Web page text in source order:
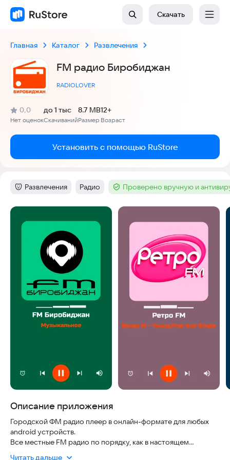
Скачать
Главная Каталог Развлечения
FM радио Биробиджан
RADIOLOVER
Рейтинг:
0,0
(
Нет оценок
)
Скачиваний
до 1 тыс
Размер
8.7 MB
Возраст
12+
Установить с помощью RuStore
Категория:
Развлечения Тег:
Радио Тег :Проверено вручную и
Скриншоты
Описание приложения
Городской ФМ радио плеер в онлайн-формате для любых
android устройств.
Все местные FM радио по порядку, как в настоящем
Читать дальше